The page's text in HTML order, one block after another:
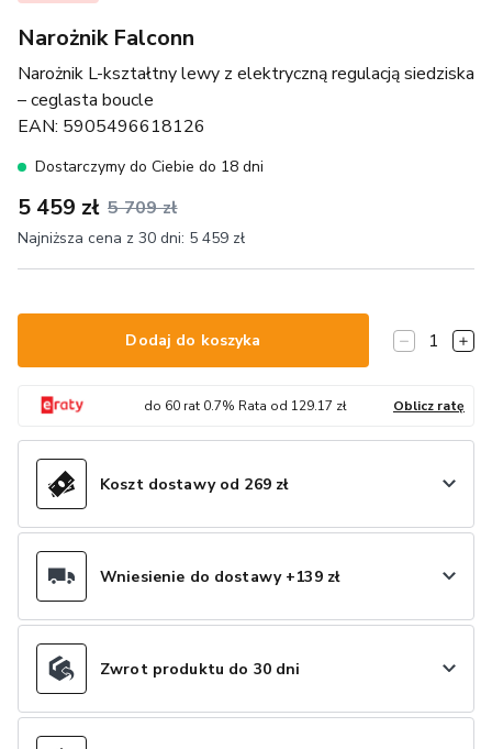
Narożnik Falconn
Narożnik L-kształtny lewy z elektryczną regulacją siedziska
– ceglasta boucle
EAN: 5905496618126
Dostarczymy do Ciebie do 18 dni
5 459 zł 5 709 zł
Najniższa cena z 30 dni: 5 459 zł
Dodaj do koszyka 1
do 60rat 0.7% Rata od 129.17 zł Oblicz ratę
Koszt dostawy od 269 zł
Wniesienie do dostawy +139 zł
Zwrot produktu do 30 dni